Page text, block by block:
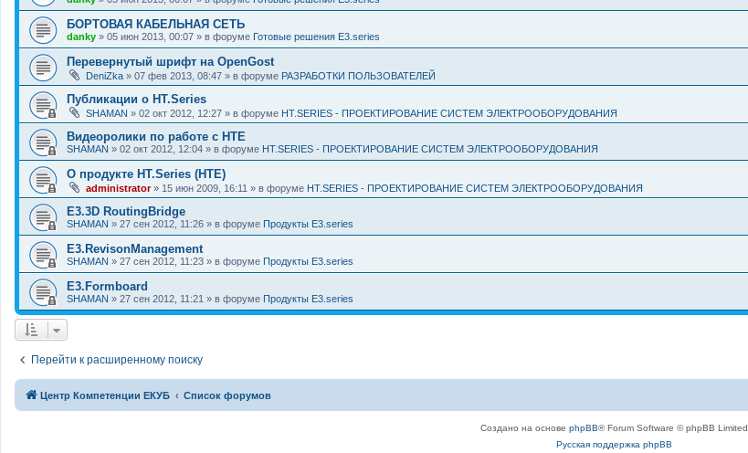
БОРТОВАЯ КАБЕЛЬНАЯ СЕТЬ
danky » 05 июн 2013, 00:07 » в форуме Готовые решения E3.series
Перевернутый шрифт на ОpenGost
DeniZka » 07 фев 2013, 08:47 » в форуме РАЗРАБОТКИ ПОЛЬЗОВАТЕЛЕЙ
Публикации о HT.Series
SHAMAN » 02 окт 2012, 12:27 » в форуме HT.SERIES - ПРОЕКТИРОВАНИЕ СИСТЕМ ЭЛЕКТРООБОРУДОВАНИЯ
Видеоролики по работе с HTE
SHAMAN » 02 окт 2012, 12:04 » в форуме HT.SERIES - ПРОЕКТИРОВАНИЕ СИСТЕМ ЭЛЕКТРООБОРУДОВАНИЯ
О продукте НТ.Series (HTE)
administrator» 15 июн 2009, 16:11 » в форуме HT.SERIES - ПРОЕКТИРОВАНИЕ СИСТЕМ ЭЛЕКТРООБОРУДОВАНИЯ
E3.3D RoutingBridge
SHAMAN » 27 сен 2012, 11:26 » в форуме Продукты E3.series
E3.RevisonManagement
SHAMAN » 27 сен 2012, 11:23 » в форуме Продукты E3.series
E3.Formboard
SHAMAN » 27 сен 2012, 11:21 » в форуме Продукты E3.series
Перейти к расширенному поиску
Центр Компетенции ЕКУБ Список форумов
Создано на основе phpBB® Forum Software © phpBB Limited
Русская поддержка phpBB